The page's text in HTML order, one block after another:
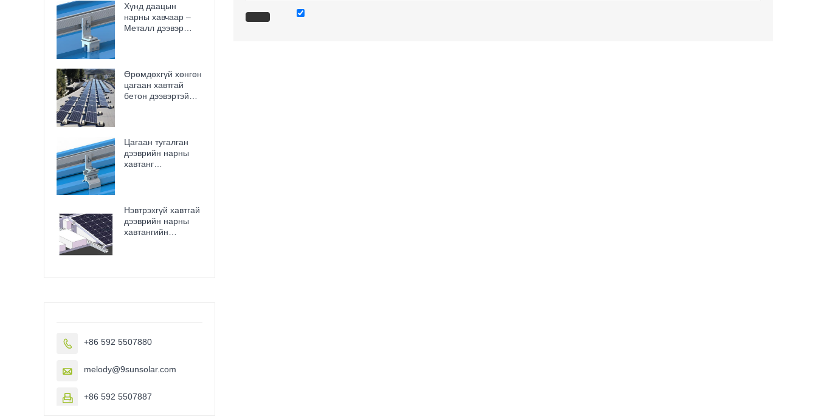
Хүнд даацын
нарны хавчаар –
Металл дээвэр
тэсвэртэй,
нэвтрэлтгүй, багаж
хэрэгсэл
Өрөмдөхгүй хөнгөн
цагаан хавтгай
бетон дээвэртэй
Цагаан тугалган
дээврийн нарны
хавтанг
нарны хавчаар
Нэвтрэхгүй хавтгай
дээврийн нарны
хавтангийн
 +86 592 5507880
 melody@9sunsolar.com
 +86 592 5507887